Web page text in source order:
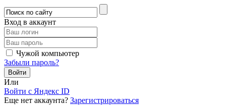
Вход в аккаунт
Чужой компьютер
Забыли пароль?
Или
Войти c Яндекс ID
Еще нет аккаунта? Зарегистрироваться